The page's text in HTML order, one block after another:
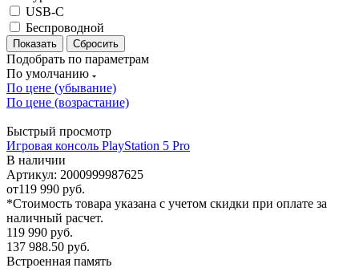
USB-C
Беспроводной
Сбросить
Подобрать по параметрам
По умолчанию
По цене (убывание)
По цене (возрастание)
Быстрый просмотр
Игровая консоль PlayStation 5 Pro
В наличии
Артикул: 2000999987625
от119 990 руб.
*Стоимость товара указана с учетом скидки при оплате за
наличный расчет.
119 990 руб.
137 988.50 руб.
Встроенная память